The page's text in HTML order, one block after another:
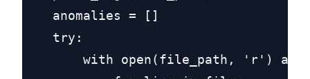
    anomalies = []
    try:
with open(file_path, 'r') as